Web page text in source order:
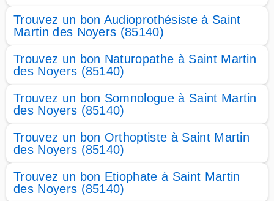
Trouvez un bon Audioprothésiste à Saint
Martin des Noyers (85140)
Trouvez un bon Naturopathe à Saint Martin
des Noyers (85140)
Trouvez un bon Somnologue à Saint Martin
des Noyers (85140)
Trouvez un bon Orthoptiste à Saint Martin
des Noyers (85140)
Trouvez un bon Etiophate à Saint Martin
des Noyers (85140)